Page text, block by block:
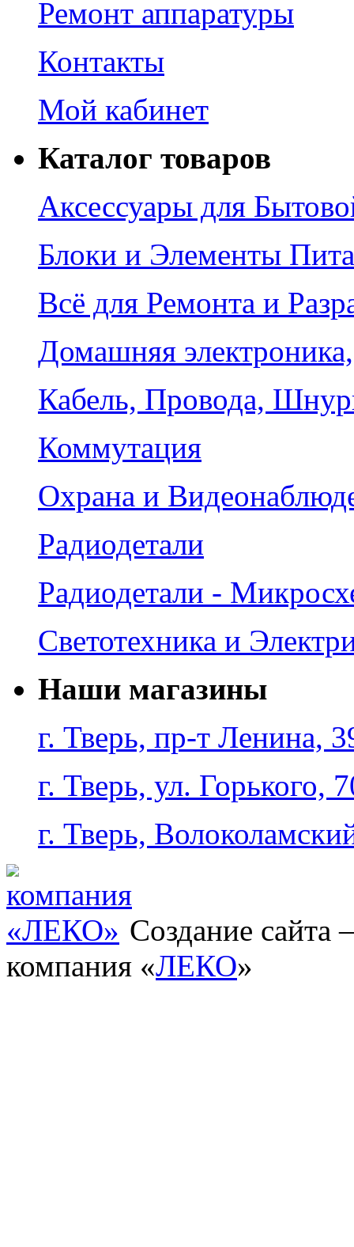
Ремонт аппаратуры
Контакты
Мой кабинет
Каталог товаров
Аксессуары для
Блоки и Элементы
Всё для Ремонта и
Домашняя
Кабель, Провода,
Коммутация
Охрана и
Радиодетали
Радиодетали -
Светотехника и
Наши магазины
г. Тверь, пр-т Ленина,
г. Тверь, ул. Горького,
г. Тверь,
Создание сайта
компания «ЛЕКО»